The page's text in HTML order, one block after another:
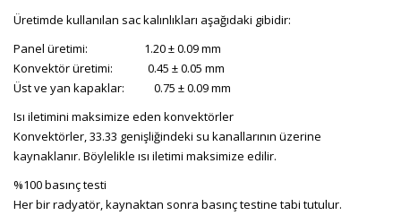
Üretimde kullanılan sac kalınlıkları aşağıdaki gibidir:
Panel üretimi: 1.20 ± 0.09 mm
Konvektör üretimi: 0.45 ± 0.05 mm
Üst ve yan kapaklar: 0.75 ± 0.09 mm
Isı iletimini maksimize eden konvektörler
Konvektörler, 33.33 genişliğindeki su kanallarının üzerine
kaynaklanır. Böylelikle ısı iletimi maksimize edilir.
%100 basınç testi
Her bir radyatör, kaynaktan sonra basınç testine tabi tutulur.